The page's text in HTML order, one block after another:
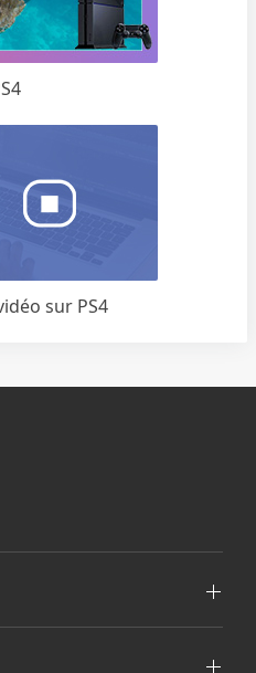
sur PS4